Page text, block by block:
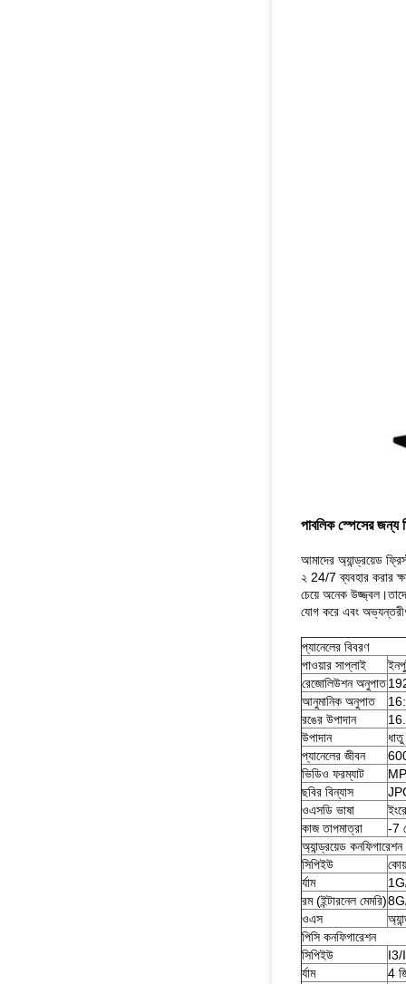
পাবলিক স্পেসের জন্য
আমাদের অ্যান্ড্রয়েড
২ 24/7 ব্যবহার করার
চেয়ে অনেক
যোগ করে এবং
প্যানেলের বিবরণ
পাওয়ার সাপ্লাই
রেজোলিউশন অনুপাত
আনুমানিক অনুপাত
রঙের উপাদান
উপাদান
ধাতু
প্যানেলের জীবন
ভিডিও ফরম্যাট
ছবির বিন্যাস
ওএসডি ভাষা
কাজ তাপমাত্রা
-7
অ্যান্ড্রয়েড কনফিগারেশন
সিপিইউ
র্যাম
রম (ইন্টারনেল মেমরি)
ওএস
পিসি কনফিগারেশন
সিপিইউ
I3/
র্যাম
4